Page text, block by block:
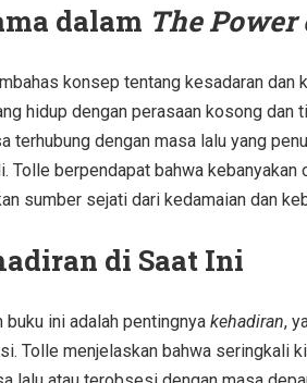
dalam The Power
konsep tentang kesadaran dan
hidup dengan perasaan kosong
terhubung dengan masa lalu yang
Tolle berpendapat bahwa
sumber sejati dari kedamaian dan
di Saat Ini
ini adalah pentingnya kehadiran,
Tolle menjelaskan bahwa seringkali